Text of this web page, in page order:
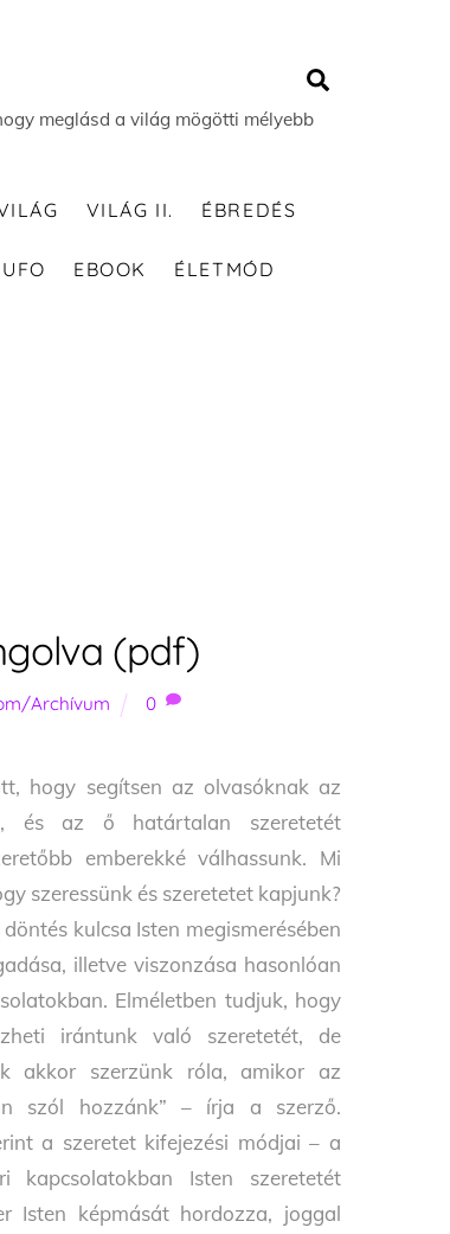
meglásd a világ mögötti mélyebb
VILÁG II. ÉBREDÉS
UFO EBOOK ÉLETMÓD
(pdf)
Archívum 0
hogy segítsen az olvasóknak az
és az ő határtalan szeretetét
emberekké válhassunk. Mi
szeressünk és szeretetet kapjunk?
kulcsa Isten megismerésében
illetve viszonzása hasonlóan
Elméletben tudjuk, hogy
irántunk való szeretetét, de
akkor szerzünk róla, amikor az
szól hozzánk” – írja a szerző.
a szeretet kifejezési módjai – a
kapcsolatokban Isten szeretetét
Isten képmását hordozza, joggal